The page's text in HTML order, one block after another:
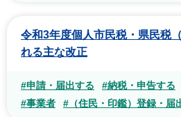
令和3年度個人市民税・県民税
れる主な改正
#申請・届出する #納税・申告する
#事業者
#（住民・印鑑）登録・届